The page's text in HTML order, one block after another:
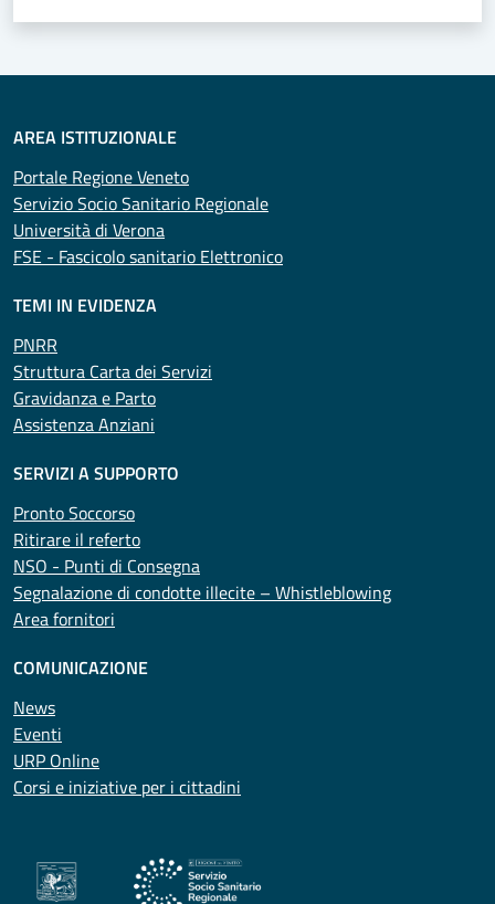
AREA ISTITUZIONALE
Portale Regione Veneto
Servizio Socio Sanitario Regionale
Università di Verona
FSE - Fascicolo sanitario Elettronico
TEMI IN EVIDENZA
PNRR
Struttura Carta dei Servizi
Gravidanza e Parto
Assistenza Anziani
SERVIZI A SUPPORTO
Pronto Soccorso
Ritirare il referto
NSO - Punti di Consegna
Segnalazione di condotte illecite – Whistleblowing
Area fornitori
COMUNICAZIONE
News
Eventi
URP Online
Corsi e iniziative per i cittadini